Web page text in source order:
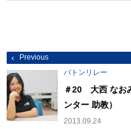
投
稿
ナ
ビ
ゲ
ー
シ
ョ
ン
Previous
バトンリレー
＃20 大西 なお
ンター 助教）
2013.09.24